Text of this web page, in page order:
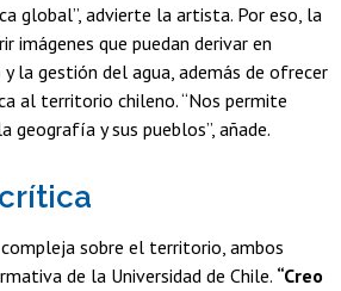
global”, advierte la artista. Por eso, la
imágenes que puedan derivar en
la gestión del agua, además de ofrecer
al territorio chileno. “Nos permite
geografía y sus pueblos”, añade.
sobre el territorio, ambos
de la Universidad de Chile. “Creo